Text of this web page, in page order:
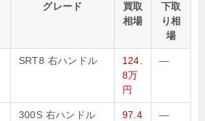
グレード
買取
相場
下取
り相
場
SRT8 右ハンドル
124.
8万
円
—
300S 右ハンドル
97.4
—